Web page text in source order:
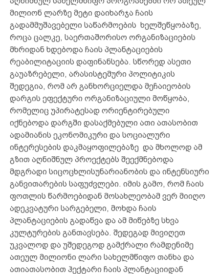
მილიონ ლარზე მეტი დაიხარჯა ჩაის
გადამმუშავებელი საწარმოების ხელშეწყობაზე,
როცა ცალკე, საერთაშორისო ორგანიზაციების
მხრიდან ხდებოდა ჩაის პლანტაციების
რეაბილიტაციის დაფინანსება. სწორედ ასეთი
გაუაზრებელი, არასისტემური პოლიტიკის
შედეგია, რომ არ განხორციელდა მეჩაიეობის
დარგის ეფექტური ორგანიზაციული მოწყობა,
რომელიც უპირატესად ორიენტირებული
იქნებოდა დარგში დასაქმებული ათი ათასობით
ადამიანის ეკონომიკური და სოციალური
ინტერესების დაკმაყოფილებაზე და მხოლოდ ამ
გზით აღნიშნულ პროექტებს შეექმნებოდა
მდგრადი სიცოცხლისუნარიანობის და ინტენსიური
განვითარების საფუძვლები. იმის გამო, რომ ჩაის
ფოთლის წარმოებიდან მოსახლეობამ ვერ მიიღო
ადეკვატური სარგებელი, მოხდა ჩაის
პლანტაციების გადაწვა და ამ მიწებზე სხვა
კულტურების განთავსება. შედეგად მივიღეთ
უკვალოდ და უშედეგოდ გამქრალი რამდენიმე
ათეულ მილიონი ლარი სახელმწიფო თანხა და
ათიათასობით ჰექტარი ჩაის პლანტაციიდან